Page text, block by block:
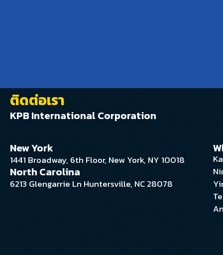
ติดต่อเรา
KPB International Corporation
New York
1441 Broadway, 6th Floor, New York, NY 10018
North Carolina
6213 Glengarrie Ln Huntersville, NC 28078